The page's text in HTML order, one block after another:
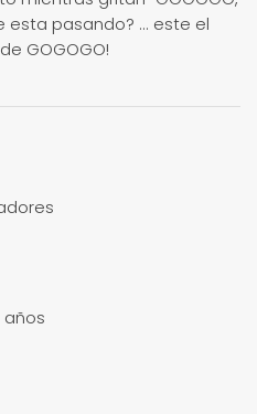
esta pasando? ... este el
GOGOGO!
años